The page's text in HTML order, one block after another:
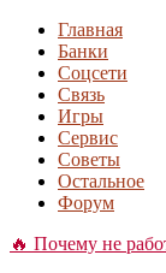
Главная
Банки
Соцсети
Связь
Игры
Сервис
Советы
Остальное
Форум
🔥 Почему не